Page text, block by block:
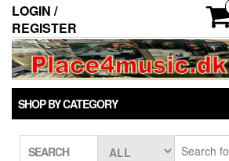
LOGIN /
REGISTER
SHOP BY CATEGORY
SEARCH